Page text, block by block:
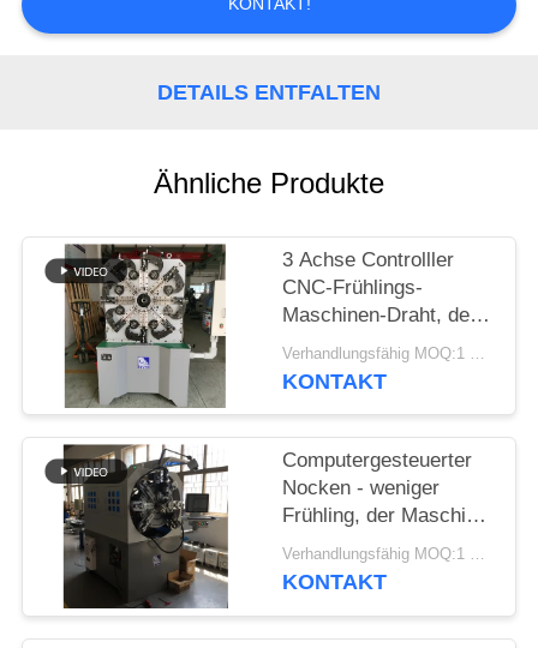
FORDERN
PRIVACY
POLICY
KONTAKT!
DETAILS ENTFALTEN
Ähnliche Produkte
3 Achse Controlller
CNC-Frühlings-
Maschinen-Draht, der
Frühlings-Bieger-
Maschine bildet
Verhandlungsfähig MOQ:1 Satz
KONTAKT
Computergesteuerter
Nocken - weniger
Frühling, der Maschine
mit Draht-Dreh-12
Äxten bildet
Verhandlungsfähig MOQ:1 Satz
KONTAKT